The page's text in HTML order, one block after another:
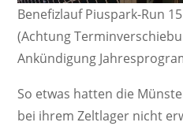
Benefizlauf Piuspark-Run
(Achtung
Ankündigung
So etwas hatten die
bei ihrem Zeltlager nicht